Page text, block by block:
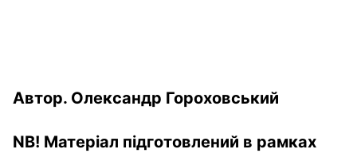
Автор. Олександр Гороховський
NB! Матеріал підготовлений в рамках